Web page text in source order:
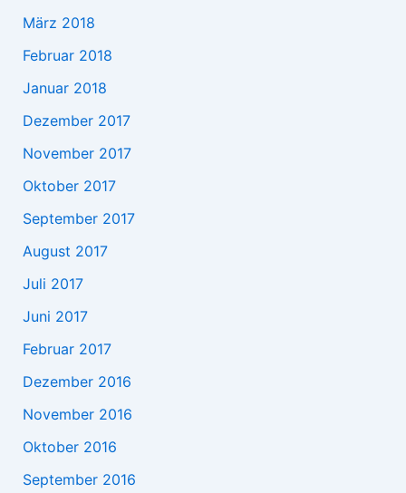
März 2018
Februar 2018
Januar 2018
Dezember 2017
November 2017
Oktober 2017
September 2017
August 2017
Juli 2017
Juni 2017
Februar 2017
Dezember 2016
November 2016
Oktober 2016
September 2016